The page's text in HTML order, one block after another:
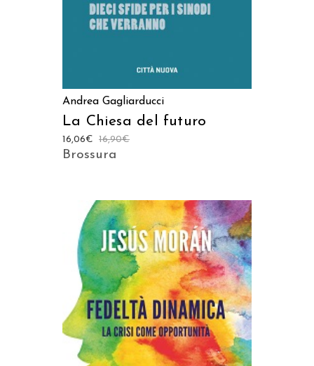
Andrea Gagliarducci
La Chiesa del futuro
16,90€
16,06€
Brossura
AGGIUNGI AL CARRELLO